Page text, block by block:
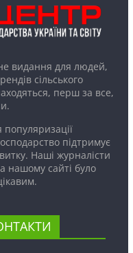
видання для людей,
сільського
перш за все,
підтримує
Наші журналісти
нашому сайті було